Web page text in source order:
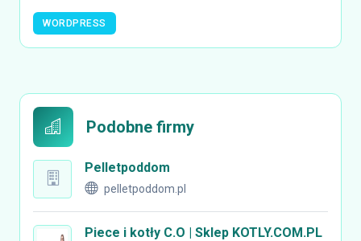
WORDPRESS
Podobne firmy
Pelletpoddom
pelletpoddom.pl
Piece i kotły C.O | Sklep KOTLY.COM.PL